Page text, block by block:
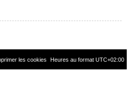
Heures au format UTC+02:00
les cookies